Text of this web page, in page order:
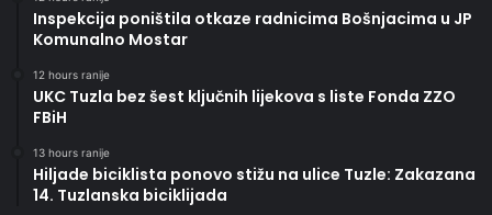
Inspekcija poništila otkaze radnicima Bošnjacima u JP
Komunalno Mostar
12 hours ranije
UKC Tuzla bez šest ključnih lijekova s liste Fonda ZZO
FBiH
13 hours ranije
Hiljade biciklista ponovo stižu na ulice Tuzle: Zakazana
14. Tuzlanska biciklijada